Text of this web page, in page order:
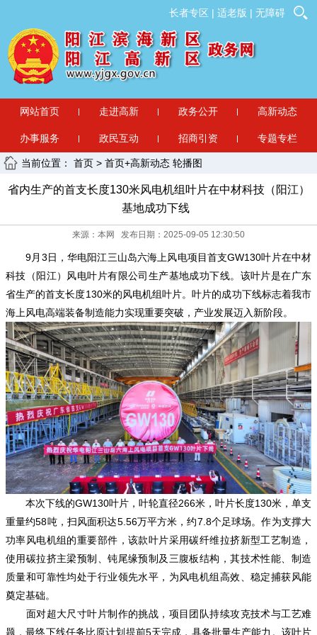
长者专区 | 适老版 | 无障碍
网站首页 走进高新 政务公开 高新动态
办事服务 政民互动 招商引资 专题专栏
当前位置： 首页 > 首页+高新动态 轮播图
省内生产的首支长度130米风电机组叶片在中材科技（阳江）
基地成功下线
来源：本网 发布日期：2025-09-05 12:30:50
9月3日，华电阳江三山岛六海上风电项目首支GW130叶片在中材
科技（阳江）风电叶片有限公司生产基地成功下线。该叶片是在广东
省生产的首支长度130米的风电机组叶片。叶片的成功下线标志着我市
海上风电高端装备制造能力实现重要突破，产业发展迈入新阶段。
本次下线的GW130叶片，叶轮直径266米，叶片长度130米，单支
重量约58吨，扫风面积达5.56万平方米，约7.8个足球场。作为支撑大
功率风电机组的重要部件，该款叶片采用碳纤维拉挤新型工艺制造，
使用碳拉挤主梁预制、钝尾缘预制及三腹板结构，其技术性能、制造
质量和可靠性均处于行业领先水平，为风电机组高效、稳定捕获风能
奠定基础。
面对超大尺寸叶片制作的挑战，项目团队持续攻克技术与工艺难
题，最终下线任务比原计划提前5天完成，具备批量生产能力。该叶片